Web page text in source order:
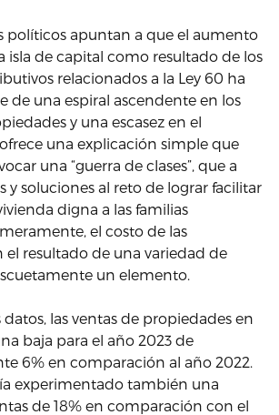
políticos apuntan a que el aumento
isla de capital como resultado de los
relacionados a la Ley 60 ha
de una espiral ascendente en los
y una escasez en el
una explicación simple que
una “guerra de clases”, que a
y soluciones al reto de lograr facilitar
digna a las familias
el costo de las
el resultado de una variedad de
un elemento.
las ventas de propiedades en
baja para el año 2023 de
6% en comparación al año 2022.
experimentado también una
de 18% en comparación con el